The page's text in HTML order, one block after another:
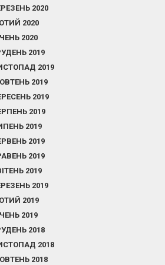
2020
2020
2020
2019
2019
2019
2019
2019
2019
2019
2019
2019
2019
2019
2019
2018
2018
2018